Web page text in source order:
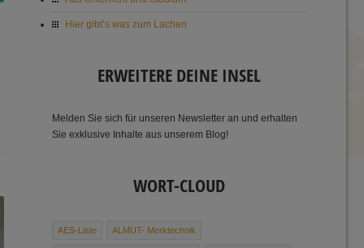
Hier gibt’s was zum Lachen
ERWEITERE DEINE INSEL
Melden Sie sich für unseren Newsletter an und erhalten
Sie exklusive Inhalte aus unserem Blog!
WORT-CLOUD
AES-Liste ALMUT- Merktechnik